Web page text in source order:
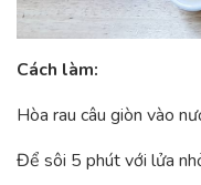
Cách làm:
Hòa rau câu giòn vào
Để sôi 5 phút với lửa